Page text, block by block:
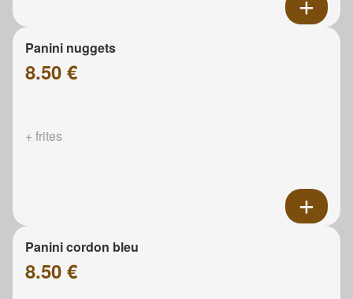
Panini nuggets
8.50 €
+ frites
Panini cordon bleu
8.50 €